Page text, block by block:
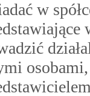
w
osobami,